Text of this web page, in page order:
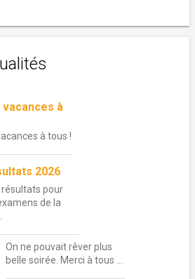
vacances à
à tous !
2026
résultats pour
de la
On ne pouvait rêver plus
belle soirée. Merci à tous …